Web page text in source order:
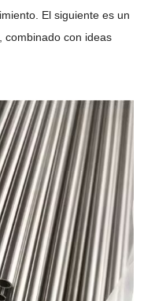
El siguiente es un
combinado con ideas